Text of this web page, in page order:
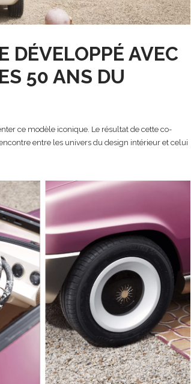
DÉVELOPPÉ AVEC
50 ANS DU
ce modèle iconique. Le résultat de cette co-
entre les univers du design intérieur et celui